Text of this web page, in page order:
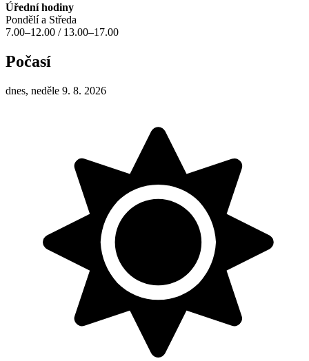
Úřední hodiny
Pondělí a Středa
7.00–12.00 / 13.00–17.00
Počasí
dnes, neděle 9. 8. 2026